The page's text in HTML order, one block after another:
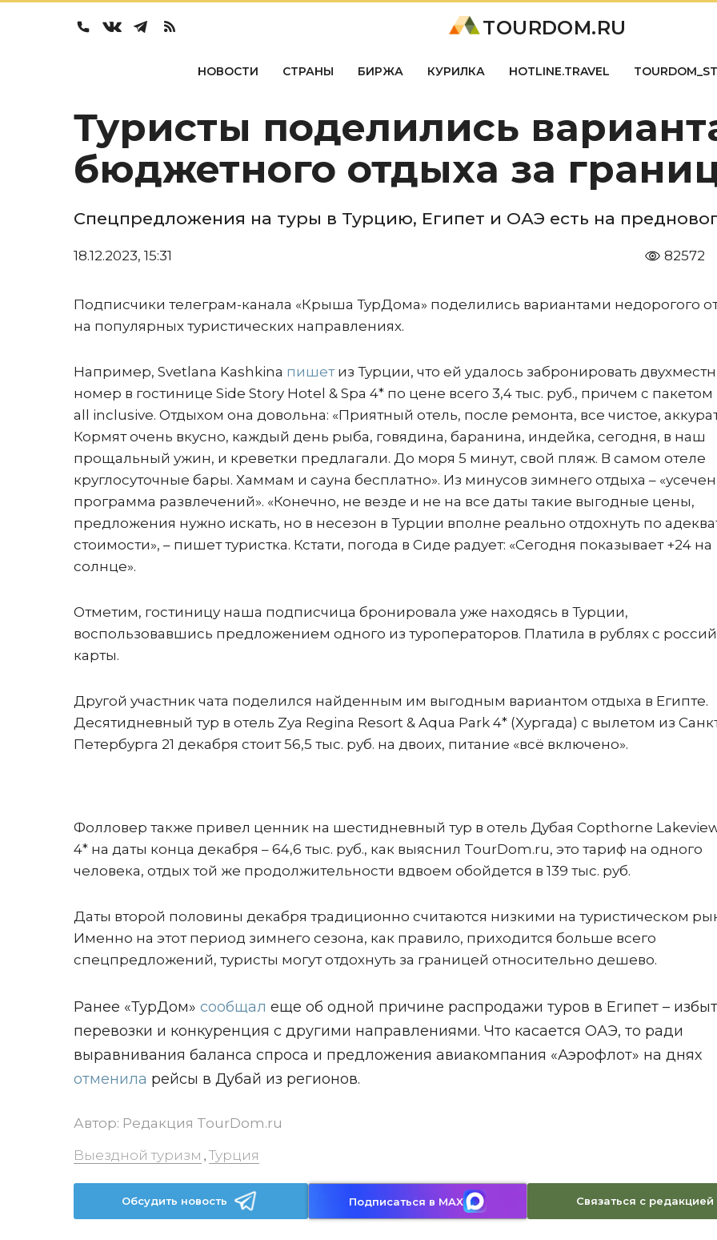
TOURDOM.RU
НОВОСТИ СТРАНЫ БИРЖА КУРИЛКА HOTLINE.TRAVEL
Туристы поделились
бюджетного отдыха за
Спецпредложения на туры в Турцию, Египет и ОАЭ есть на
18.12.2023, 15:31 82572
Подписчики телеграм-канала «Крыша ТурДома» поделились вариантами недорогого
на популярных туристических направлениях.
Например, Svetlana Kashkina пишетиз Турции, что ей удалось забронировать
номер в гостинице Side Story Hotel & Spa 4* по цене всего 3,4 тыс. руб., причем с пакетом
all inclusive. Отдыхом она довольна: «Приятный отель, после ремонта, все чистое,
Кормят очень вкусно, каждый день рыба, говядина, баранина, индейка, сегодня, в наш
прощальный ужин, и креветки предлагали. До моря 5 минут, свой пляж. В самом отеле
круглосуточные бары. Хаммам и сауна бесплатно». Из минусов зимнего отдыха –
программа развлечений». «Конечно, не везде и не на все даты такие выгодные цены,
предложения нужно искать, но в несезон в Турции вполне реально отдохнуть по
стоимости», – пишет туристка. Кстати, погода в Сиде радует: «Сегодня показывает +24 на
солнце».
Отметим, гостиницу наша подписчица бронировала уже находясь в Турции,
воспользовавшись предложением одного из туроператоров. Платила в рублях с
карты.
Другой участник чата поделился найденным им выгодным вариантом отдыха в Египте.
Десятидневный тур в отель Zya Regina Resort & Aqua Park 4* (Хургада) с вылетом из
Петербурга 21 декабря стоит 56,5 тыс. руб. на двоих, питание «всё включено».
Фолловер также привел ценник на шестидневный тур в отель Дубая Copthorne
4* на даты конца декабря – 64,6 тыс. руб., как выяснил TourDom.ru, это тариф на одного
человека, отдых той же продолжительности вдвоем обойдется в 139 тыс. руб.
Даты второй половины декабря традиционно считаются низкими на туристическом
Именно на этот период зимнего сезона, как правило, приходится больше всего
спецпредложений, туристы могут отдохнуть за границей относительно дешево.
Ранее «ТурДом» сообщал еще об одной причине распродажи туров в Египет –
перевозки и конкуренция с другими направлениями. Что касается ОАЭ, то ради
выравнивания баланса спроса и предложения авиакомпания «Аэрофлот» на днях
отменила рейсы в Дубай из регионов.
Автор: Редакция TourDom.ru
Выездной туризм , Турция
Обсудить новость Подписаться в MAX Связаться с редакцией